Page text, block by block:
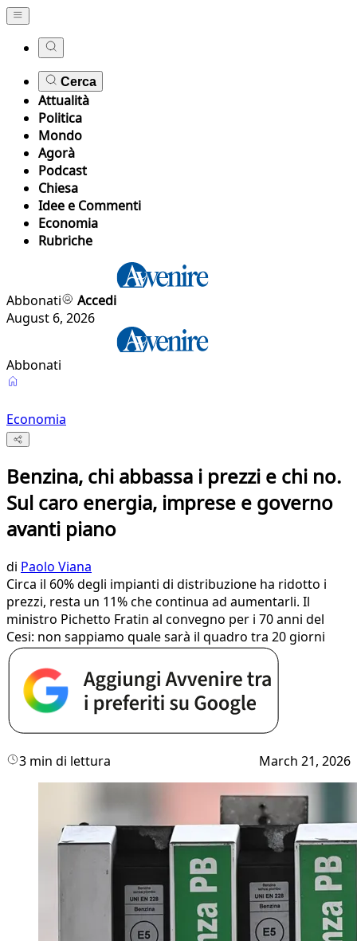
Cerca
Attualità
Politica
Mondo
Agorà
Podcast
Chiesa
Idee e Commenti
Economia
Rubriche
Abbonati
Accedi
August 6, 2026
Abbonati
Economia
Benzina, chi abbassa i prezzi e chi no.
Sul caro energia, imprese e governo
avanti piano
di Paolo Viana
Circa il 60% degli impianti di distribuzione ha ridotto i
prezzi, resta un 11% che continua ad aumentarli. Il
ministro Pichetto Fratin al convegno per i 70 anni del
Cesi: non sappiamo quale sarà il quadro tra 20 giorni
3 min di lettura March 21, 2026